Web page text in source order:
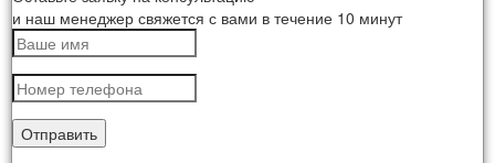
и наш менеджер свяжется с вами в течение 10 минут
Отправить